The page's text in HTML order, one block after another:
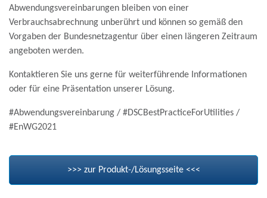
Abwendungsvereinbarungen bleiben von einer
Verbrauchsabrechnung unberührt und können so gemäß den
Vorgaben der Bundesnetzagentur über einen längeren Zeitraum
angeboten werden.
Kontaktieren Sie uns gerne für weiterführende Informationen
oder für eine Präsentation unserer Lösung.
#Abwendungsvereinbarung / #DSCBestPracticeForUtilities /
#EnWG2021
>>> zur Produkt-/Lösungsseite <<<